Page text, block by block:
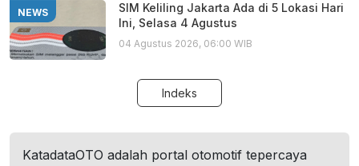
NEWS
SIM Keliling Jakarta Ada di 5 Lokasi Hari
Ini, Selasa 4 Agustus
04 Agustus 2026, 06:00 WIB
Indeks
KatadataOTO adalah portal otomotif tepercaya